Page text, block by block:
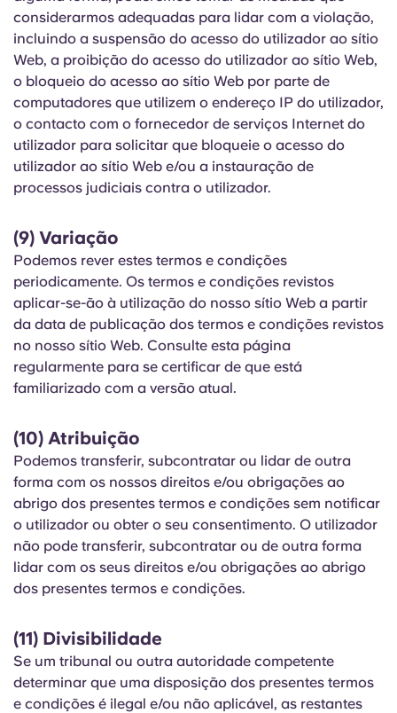
considerarmos adequadas para lidar com a violação,
incluindo a suspensão do acesso do utilizador ao sítio
Web, a proibição do acesso do utilizador ao sítio Web,
o bloqueio do acesso ao sítio Web por parte de
computadores que utilizem o endereço IP do utilizador,
o contacto com o fornecedor de serviços Internet do
utilizador para solicitar que bloqueie o acesso do
utilizador ao sítio Web e/ou a instauração de
processos judiciais contra o utilizador.
(9) Variação
Podemos rever estes termos e condições
periodicamente. Os termos e condições revistos
aplicar-se-ão à utilização do nosso sítio Web a partir
da data de publicação dos termos e condições revistos
no nosso sítio Web. Consulte esta página
regularmente para se certificar de que está
familiarizado com a versão atual.
(10) Atribuição
Podemos transferir, subcontratar ou lidar de outra
forma com os nossos direitos e/ou obrigações ao
abrigo dos presentes termos e condições sem notificar
o utilizador ou obter o seu consentimento. O utilizador
não pode transferir, subcontratar ou de outra forma
lidar com os seus direitos e/ou obrigações ao abrigo
dos presentes termos e condições.
(11) Divisibilidade
Se um tribunal ou outra autoridade competente
determinar que uma disposição dos presentes termos
e condições é ilegal e/ou não aplicável, as restantes